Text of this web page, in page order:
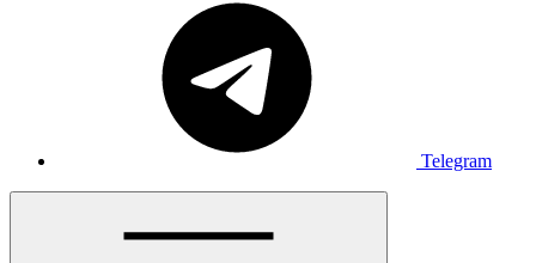
Telegram